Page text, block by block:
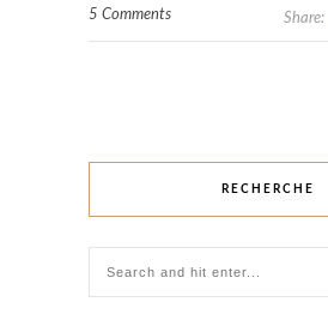
5 Comments Share:
RECHERCHE